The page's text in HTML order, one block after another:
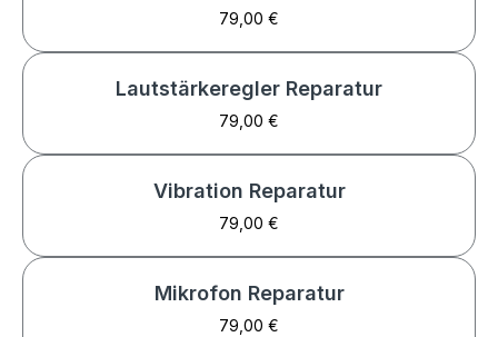
79,00 €
Lautstärkeregler Reparatur
79,00 €
Vibration Reparatur
79,00 €
Mikrofon Reparatur
79,00 €